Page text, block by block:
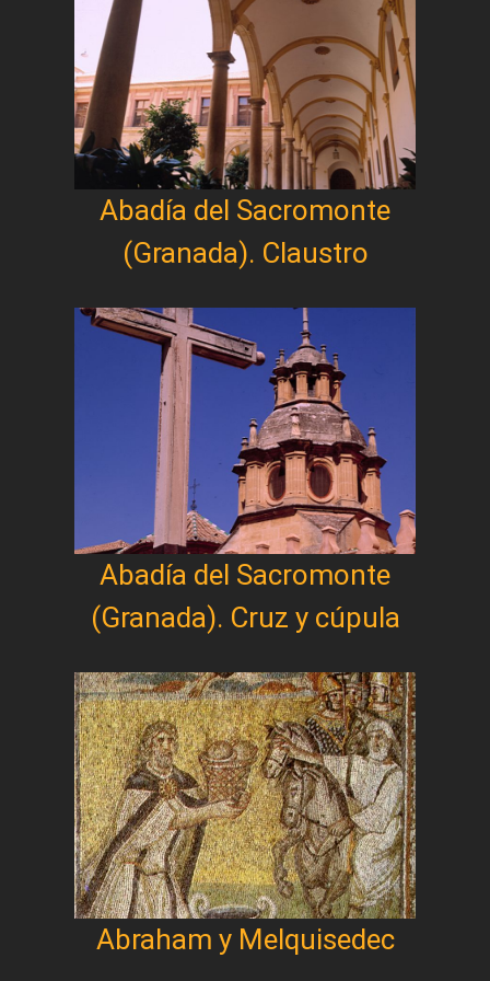
Abadía del Sacromonte
(Granada). Claustro
Abadía del Sacromonte
(Granada). Cruz y cúpula
Abraham y Melquisedec